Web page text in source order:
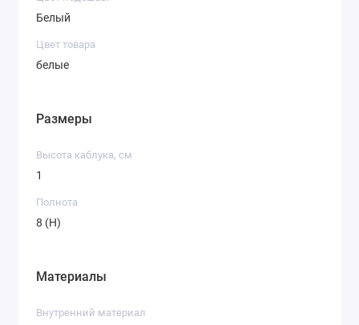
Белый
Цвет товара
белые
Размеры
Высота каблука, см
1
Полнота
8 (H)
Материалы
Внутренний материал